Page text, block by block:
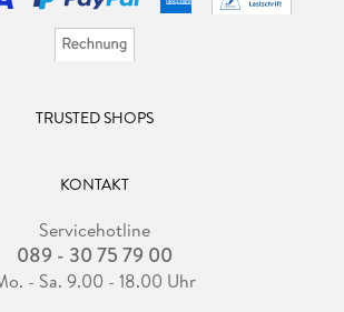
TRUSTED SHOPS
KONTAKT
Servicehotline
089 - 30 75 79 00
- Sa. 9.00 - 18.00 Uhr